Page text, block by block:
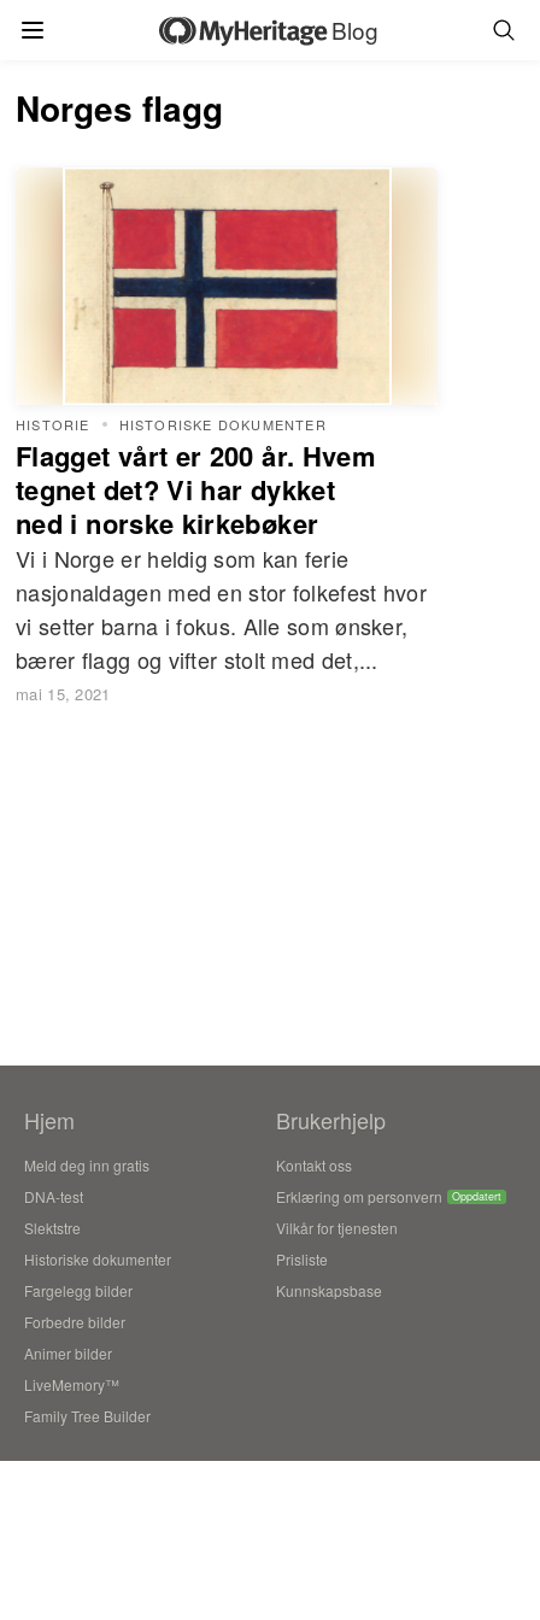
Blog
Norges flagg
HISTORIE HISTORISKE DOKUMENTER
Flagget vårt er 200 år. Hvem
tegnet det? Vi har dykket
ned i norske kirkebøker
Vi i Norge er heldig som kan ferie
nasjonaldagen med en stor folkefest hvor
vi setter barna i fokus. Alle som ønsker,
bærer flagg og vifter stolt med det,...
mai 15, 2021
Hjem
Meld deg inn gratis
DNA-test
Slektstre
Historiske dokumenter
Fargelegg bilder
Forbedre bilder
Animer bilder
LiveMemory™
Family Tree Builder
Brukerhjelp
Kontakt oss
Erklæring om personvern
Oppdatert
Vilkår for tjenesten
Prisliste
Kunnskapsbase